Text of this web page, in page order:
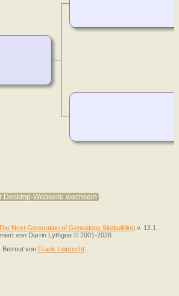
Desktop-Webseite wechseln
Next Generation of Genealogy Sitebuilding v. 12.1,
von Darrin Lythgoe © 2001-2026.
Betreut von Frank Leiprecht.